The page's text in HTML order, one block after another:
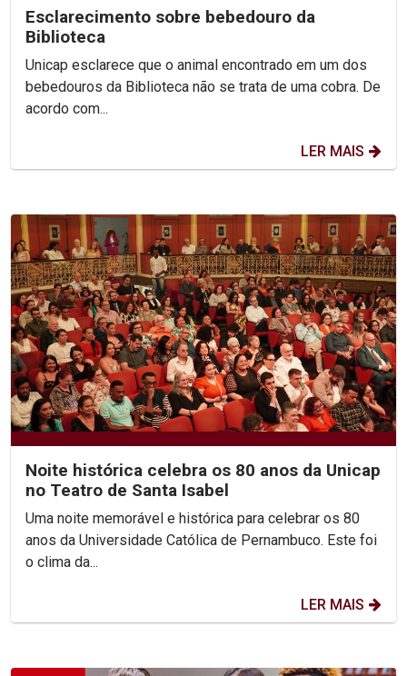
Esclarecimento sobre bebedouro da
Biblioteca
Unicap esclarece que o animal encontrado em um dos
bebedouros da Biblioteca não se trata de uma cobra. De
acordo com...
LER MAIS
Noite histórica celebra os 80 anos da Unicap
no Teatro de Santa Isabel
Uma noite memorável e histórica para celebrar os 80
anos da Universidade Católica de Pernambuco. Este foi
o clima da...
LER MAIS